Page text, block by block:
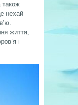
також
нехай
життя,
і